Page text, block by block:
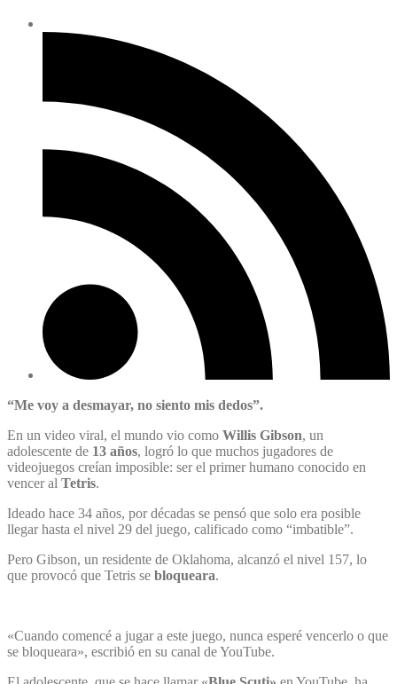
“Me voy a desmayar, no siento mis dedos”.
En un video viral, el mundo vio como Willis Gibson, un
adolescente de 13 años, logró lo que muchos jugadores de
videojuegos creían imposible: ser el primer humano conocido en
vencer al Tetris.
Ideado hace 34 años, por décadas se pensó que solo era posible
llegar hasta el nivel 29 del juego, calificado como “imbatible”.
Pero Gibson, un residente de Oklahoma, alcanzó el nivel 157, lo
que provocó que Tetris se bloqueara.
«Cuando comencé a jugar a este juego, nunca esperé vencerlo o que
se bloqueara», escribió en su canal de YouTube.